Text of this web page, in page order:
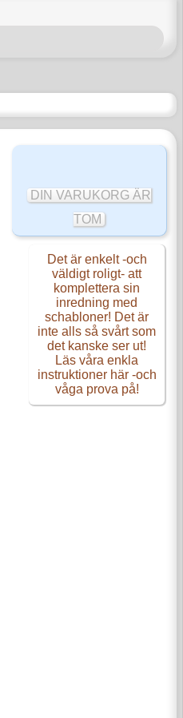
DIN VARUKORG ÄR
TOM
Det är enkelt -och
väldigt roligt- att
komplettera sin
inredning med
schabloner! Det är inte
alls så svårt som det
kanske ser ut! Läs våra
enkla instruktioner här
-och våga prova på!